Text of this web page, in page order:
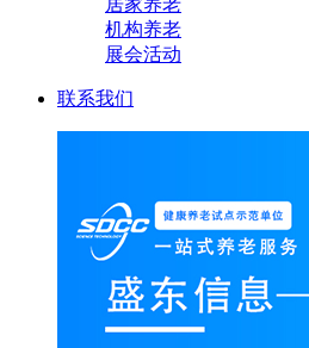
居家养老
机构养老
展会活动
联系我们